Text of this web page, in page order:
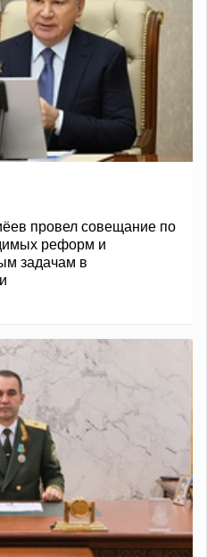
провел совещание по
реформ и
задачам в